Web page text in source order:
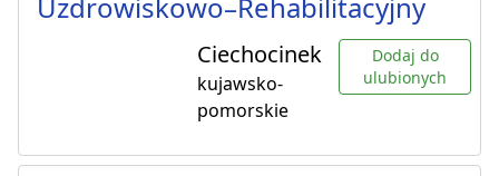
Uzdrowiskowo–Rehabilitacyjny
Ciechocinek
kujawsko-
pomorskie
Dodaj do
ulubionych